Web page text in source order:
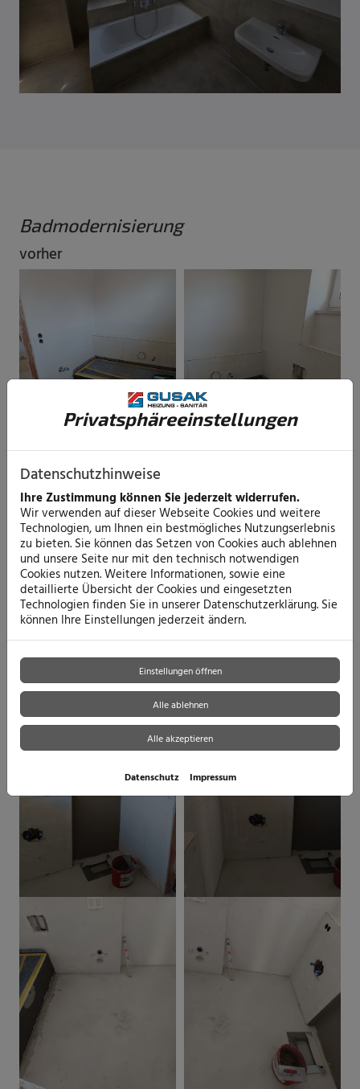
Badmodernisierung
vorher
Privatsphäre­einstellungen
Datenschutzhinweise
Ihre Zustimmung können Sie jederzeit widerrufen.
Wir verwenden auf dieser Webseite Cookies und weitere
Technologien, um Ihnen ein bestmögliches Nutzungserlebnis
zu bieten. Sie können das Setzen von Cookies auch ablehnen
und unsere Seite nur mit den technisch notwendigen
Cookies nutzen. Weitere Informationen, sowie eine
detaillierte Übersicht der Cookies und eingesetzten
Technologien finden Sie in unserer Datenschutzerklärung. Sie
können Ihre Einstellungen jederzeit ändern.
Einstellungen öffnen
Alle ablehnen
Alle akzeptieren
Datenschutz Impressum